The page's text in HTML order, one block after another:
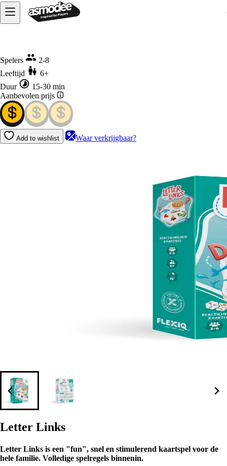
Spelers
2-8
Leeftijd
6+
Duur
15-30 min
Aanbevolen prijs
Add to wishlist Waar verkrijgbaar?
Letter Links
Letter Links is een "fun", snel en stimulerend kaartspel voor de
hele familie. Volledige spelregels binnenin.